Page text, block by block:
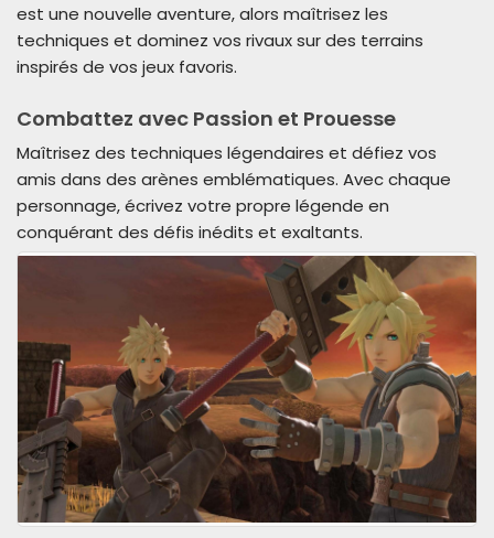
est une nouvelle aventure, alors maîtrisez les
techniques et dominez vos rivaux sur des terrains
inspirés de vos jeux favoris.
Combattez avec Passion et Prouesse
Maîtrisez des techniques légendaires et défiez vos
amis dans des arènes emblématiques. Avec chaque
personnage, écrivez votre propre légende en
conquérant des défis inédits et exaltants.